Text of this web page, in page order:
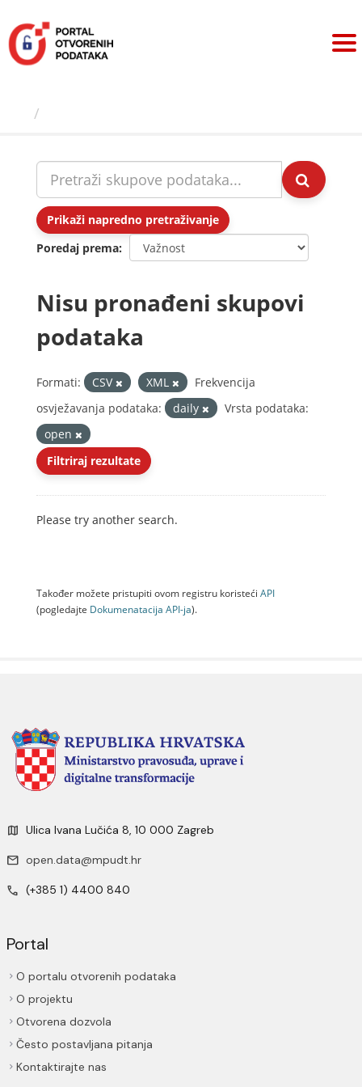
sadržaj
Prikaži napredno pretraživanje
Poredaj prema
Nisu pronađeni skupovi
podataka
Formati: CSV XML
Frekvencija
osvježavanja podataka:
daily
Vrsta podataka:
open
Filtriraj rezultate
Please try another search.
Također možete pristupiti ovom registru koristeći API
(pogledajte Dokumenаtаcijа API-jа).